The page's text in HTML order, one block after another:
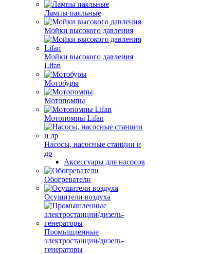
Лампы паяльные
Мойки высокого давления
Мойки высокого давления
Lifan
Мотобуры
Мотопомпы
Мотопомпы Lifan
Насосы, насосные станции и
др
Аксессуары для насосов
Обогреватели
Осушители воздуха
Промышленные
электростанции/дизель-
генераторы